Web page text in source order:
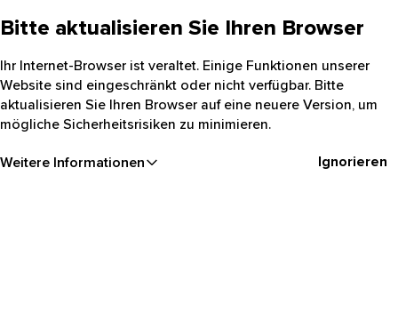
Bitte aktualisieren Sie Ihren Browser
Ihr Internet-Browser ist veraltet. Einige Funktionen unserer
Website sind eingeschränkt oder nicht verfügbar. Bitte
aktualisieren Sie Ihren Browser auf eine neuere Version, um
mögliche Sicherheitsrisiken zu minimieren.
Weitere Informationen Ignorieren